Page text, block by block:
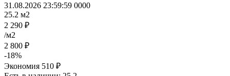
31.08.2026 23:59:59 0000
25.2 м2
2 290 ₽
/м2
2 800 ₽
-18%
Экономия 510 ₽